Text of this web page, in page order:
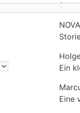
21.
Ein
Eine